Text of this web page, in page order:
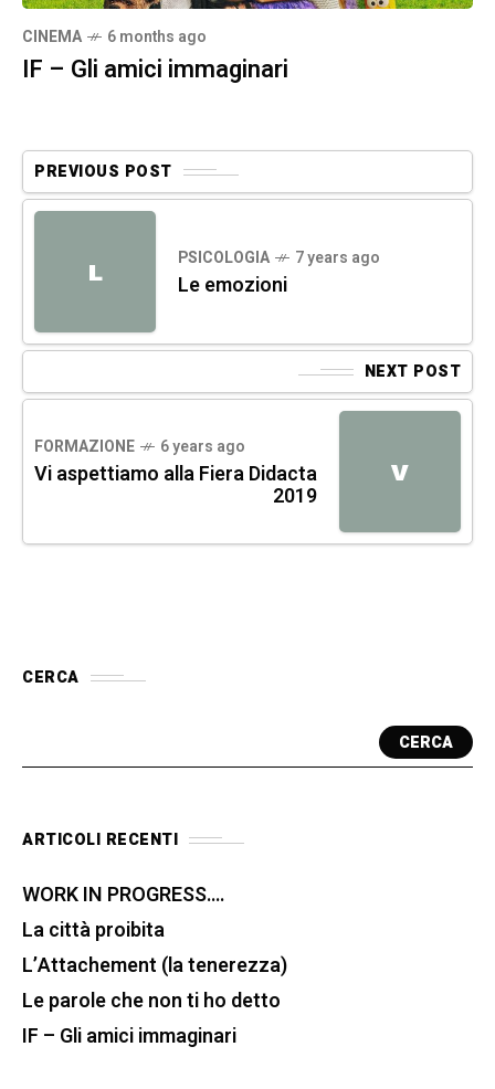
CINEMA 6 months ago
IF – Gli amici immaginari
PREVIOUS POST
L PSICOLOGIA 7 years ago
Le emozioni
NEXT POST
V
FORMAZIONE 6 years ago
Vi aspettiamo alla Fiera Didacta
2019
CERCA
CERCA
ARTICOLI RECENTI
WORK IN PROGRESS….
La città proibita
L’Attachement (la tenerezza)
Le parole che non ti ho detto
IF – Gli amici immaginari